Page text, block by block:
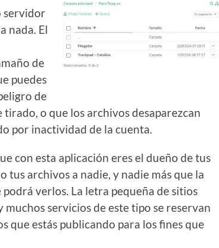
servidor
nada. El
de
puedes
de
o que los archivos desaparezcan
por inactividad de la cuenta.
con esta aplicación eres el dueño de tus
tus archivos a nadie, y nadie más que la
verlos. La letra pequeña de sitios
servicios de este tipo se reservan
que estás publicando para los fines que